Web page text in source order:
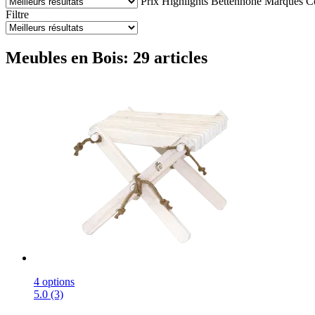
Filtre
Meubles en Bois: 29 articles
4 options
5.0 (3)